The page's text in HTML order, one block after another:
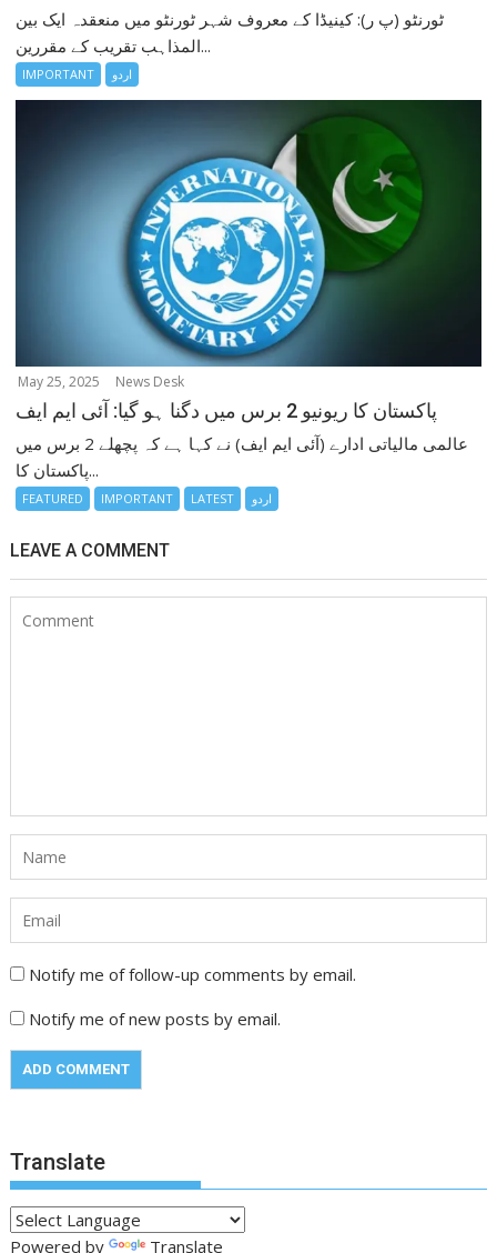
ٹورنٹو (پ ر): کینیڈا کے معروف شہر ٹورنٹو میں منعقدہ ایک بین
المذاہب تقریب کے مقررین...
IMPORTANT اردو
May 25, 2025 News Desk
پاکستان کا ریونیو 2 برس میں دگنا ہو گیا: آئی ایم ایف
عالمی مالیاتی ادارے (آئی ایم ایف) نے کہا ہے کہ پچھلے 2 برس میں
پاکستان کا...
FEATURED IMPORTANT LATEST اردو
LEAVE A COMMENT
Notify me of follow-up comments by email.
Notify me of new posts by email.
Translate
Powered by Translate